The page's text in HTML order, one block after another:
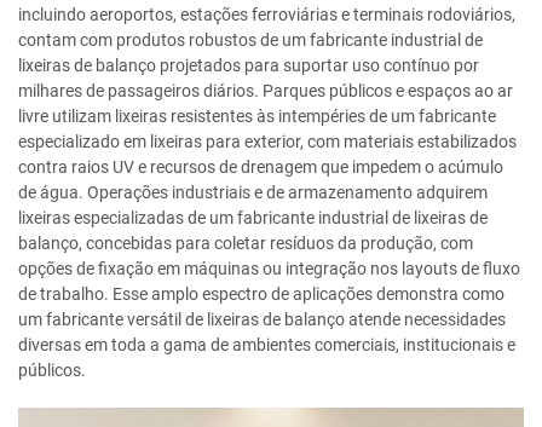
incluindo aeroportos, estações ferroviárias e terminais rodoviários,
contam com produtos robustos de um fabricante industrial de
lixeiras de balanço projetados para suportar uso contínuo por
milhares de passageiros diários. Parques públicos e espaços ao ar
livre utilizam lixeiras resistentes às intempéries de um fabricante
especializado em lixeiras para exterior, com materiais estabilizados
contra raios UV e recursos de drenagem que impedem o acúmulo
de água. Operações industriais e de armazenamento adquirem
lixeiras especializadas de um fabricante industrial de lixeiras de
balanço, concebidas para coletar resíduos da produção, com
opções de fixação em máquinas ou integração nos layouts de fluxo
de trabalho. Esse amplo espectro de aplicações demonstra como
um fabricante versátil de lixeiras de balanço atende necessidades
diversas em toda a gama de ambientes comerciais, institucionais e
públicos.